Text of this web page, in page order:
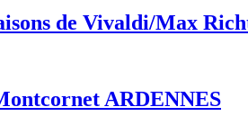
de Vivaldi/Max
ARDENNES